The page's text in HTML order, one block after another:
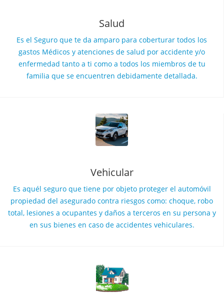
Salud
Es el Seguro que te da amparo para coberturar todos los
gastos Médicos y atenciones de salud por accidente y/o
enfermedad tanto a ti como a todos los miembros de tu
familia que se encuentren debidamente detallada.
Vehicular
Es aquél seguro que tiene por objeto proteger el automóvil
propiedad del asegurado contra riesgos como: choque, robo
total, lesiones a ocupantes y daños a terceros en su persona y
en sus bienes en caso de accidentes vehiculares.